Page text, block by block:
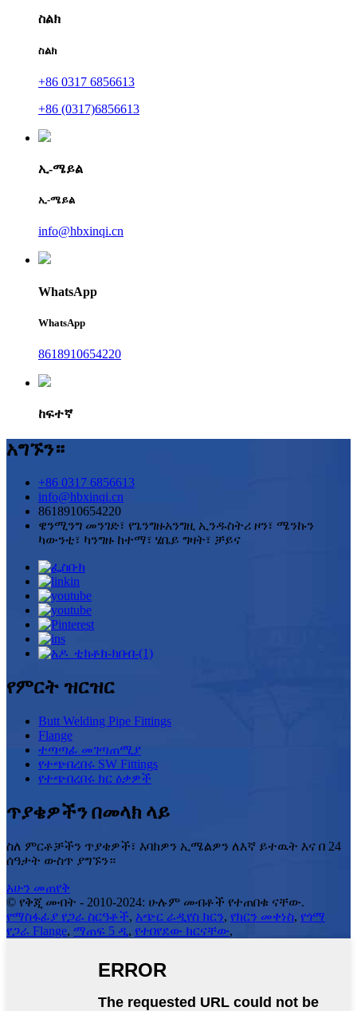
ስልክ
ስልክ
+86 0317 6856613
+86 (0317)6856613
ኢ-ሜይል
ኢ-ሜይል
info@hbxinqi.cn
WhatsApp
WhatsApp
8618910654220
ከፍተኛ
አግኙን።
+86 0317 6856613
info@hbxinqi.cn
8618910654220
ዌንሚንግ መንገድ፣ የጌንግዙአንግዚ ኢንዱስትሪ ዞን፣ ሜንኩን
ካውንቲ፣ ካንግዙ ከተማ፣ ሄቤይ ግዛት፣ ቻይና
የምርት ዝርዝር
Butt Welding Pipe Fittings
Flange
ተጣጣፊ መገጣጠሚያ
የተጭበረበሩ SW Fittings
የተጭበረበሩ ክር ዕቃዎች
ጥያቄዎችን በመላክ ላይ
ስለ ምርቶቻችን ጥያቄዎች፣ እባክዎን ኢሜልዎን ለእኛ ይተዉት እና በ 24
ሰዓታት ውስጥ ያግኙን።
አሁን መጠየቅ
© የቅጂ መብት - 2010-2024: ሁሉም መብቶች የተጠበቁ ናቸው.
የማስፋፊያ የጋራ ስርዓቶች, አጭር ራዲየስ ክርን, የክርን መቀነስ, የጎማ
የጋራ Flange, ማጠፍ 5 ዲ, የተበየደው ክርናቸው,